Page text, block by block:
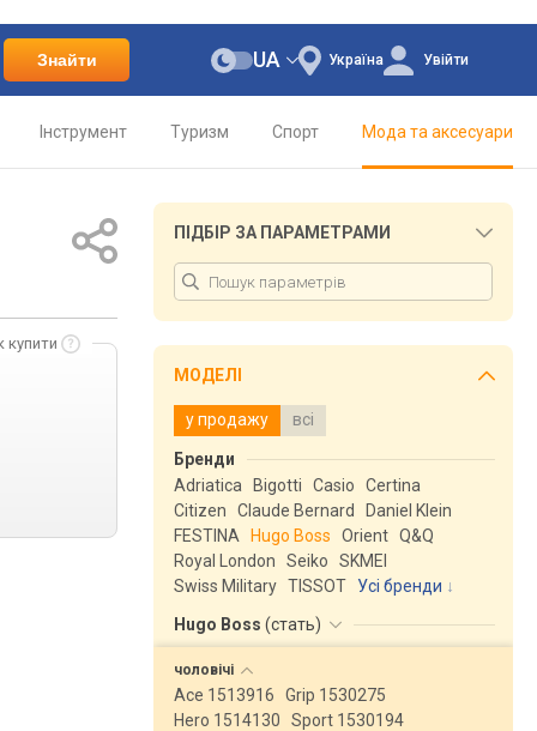
Знайти Україна
UA Увійти
Інструмент Туризм Спорт Мода та аксесуари
купити
ПІДБІР ЗА ПАРАМЕТРАМИ
МОДЕЛІ
у продажу всі
Бренди
Adriatica
Bigotti Casio
Certina
Citizen
Claude Bernard
Daniel Klein
FESTINA
Hugo Boss Orient Q&Q
Royal London
Seiko
SKMEI
Swiss Military TISSOT
Усі бренди
Hugo Boss (стать)
чоловічі
Ace 1513916
Grip 1530275
Hero 1514130
Sport 1530194